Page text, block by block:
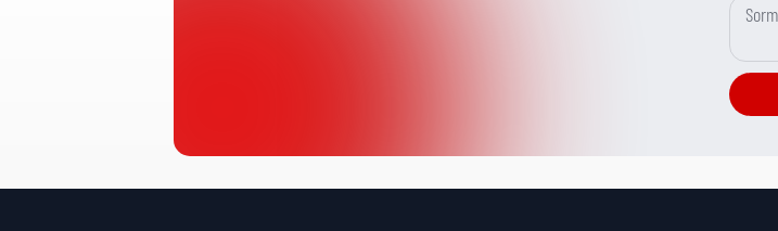
Nakliye Yüksekliği: